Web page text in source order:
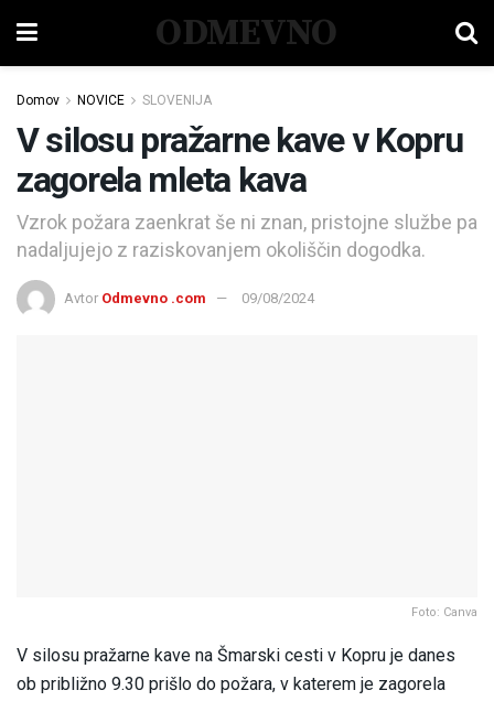
ODMEVNO
Domov NOVICE SLOVENIJA
V silosu pražarne kave v Kopru
zagorela mleta kava
Vzrok požara zaenkrat še ni znan, pristojne službe pa
nadaljujejo z raziskovanjem okoliščin dogodka.
Avtor Odmevno .com 09/08/2024
Foto: Canva
V silosu pražarne kave na Šmarski cesti v Kopru je danes
ob približno 9.30 prišlo do požara, v katerem je zagorela